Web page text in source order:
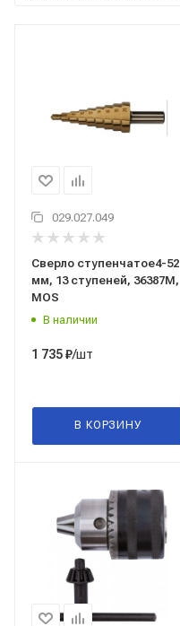
029.027.049
Сверло ступенчатое4-52
мм, 13 ступеней, 36387M,
MOS
В наличии
1 735₽/шт
В КОРЗИНУ